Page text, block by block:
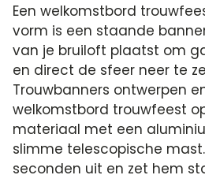
Een welkomstbord
vorm is een staande
van je bruiloft plaatst om
en direct de sfeer neer te
Trouwbanners ontwerpen
welkomstbord trouwfeest
materiaal met een
slimme telescopische
seconden uit en zet hem